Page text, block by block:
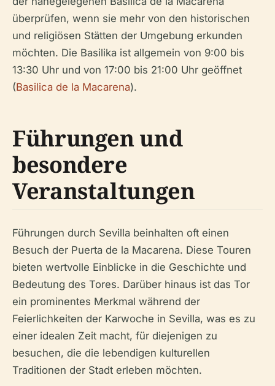
überprüfen, wenn sie mehr von den historischen
und religiösen Stätten der Umgebung erkunden
möchten. Die Basilika ist allgemein von 9:00 bis
13:30 Uhr und von 17:00 bis 21:00 Uhr geöffnet
(Basilica de la Macarena).
Führungen und
besondere
Veranstaltungen
Führungen durch Sevilla beinhalten oft einen
Besuch der Puerta de la Macarena. Diese Touren
bieten wertvolle Einblicke in die Geschichte und
Bedeutung des Tores. Darüber hinaus ist das Tor
ein prominentes Merkmal während der
Feierlichkeiten der Karwoche in Sevilla, was es zu
einer idealen Zeit macht, für diejenigen zu
besuchen, die die lebendigen kulturellen
Traditionen der Stadt erleben möchten.